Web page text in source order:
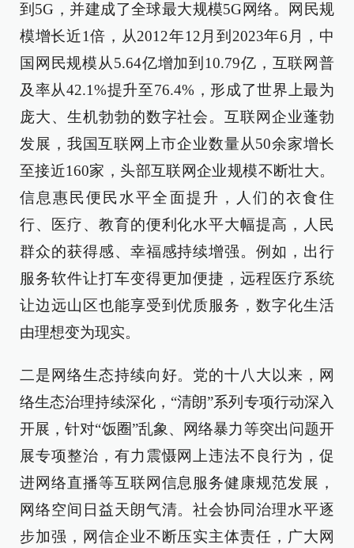
到5G，并建成了全球最大规模5G网络。网民规
模增长近1倍，从2012年12月到2023年6月，中
国网民规模从5.64亿增加到10.79亿，互联网普
及率从42.1%提升至76.4%，形成了世界上最为
庞大、生机勃勃的数字社会。互联网企业蓬勃
发展，我国互联网上市企业数量从50余家增长
至接近160家，头部互联网企业规模不断壮大。
信息惠民便民水平全面提升，人们的衣食住
行、医疗、教育的便利化水平大幅提高，人民
群众的获得感、幸福感持续增强。例如，出行
服务软件让打车变得更加便捷，远程医疗系统
让边远山区也能享受到优质服务，数字化生活
由理想变为现实。
二是网络生态持续向好。党的十八大以来，网
络生态治理持续深化，“清朗”系列专项行动深入
开展，针对“饭圈”乱象、网络暴力等突出问题开
展专项整治，有力震慑网上违法不良行为，促
进网络直播等互联网信息服务健康规范发展，
网络空间日益天朗气清。社会协同治理水平逐
步加强，网信企业不断压实主体责任，广大网